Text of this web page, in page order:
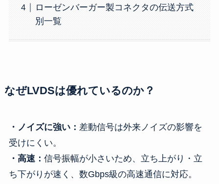
ローゼンバーガー製コネクタの伝送方式
別一覧
なぜLVDSは優れているのか？
・ノイズに強い： 差動信号は外来ノイズの影響を
受けにくい。
・高速： 信号振幅が小さいため、立ち上がり・立
ち下がりが速く、数Gbps級の高速通信に対応。